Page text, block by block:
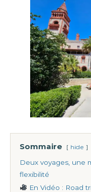
Sommaire hide
Deux voyages, une
flexibilité
En Vidéo : Road